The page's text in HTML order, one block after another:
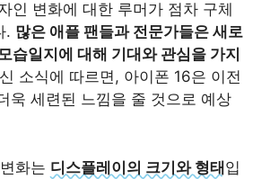
인 변화에 대한 루머가 점차 구체
. 많은 애플 팬들과 전문가들은 새로
습일지에 대해 기대와 관심을 가지
소식에 따르면, 아이폰 16은 이전
욱 세련된 느낌을 줄 것으로 예상
화는 디스플레이의 크기와 형태입